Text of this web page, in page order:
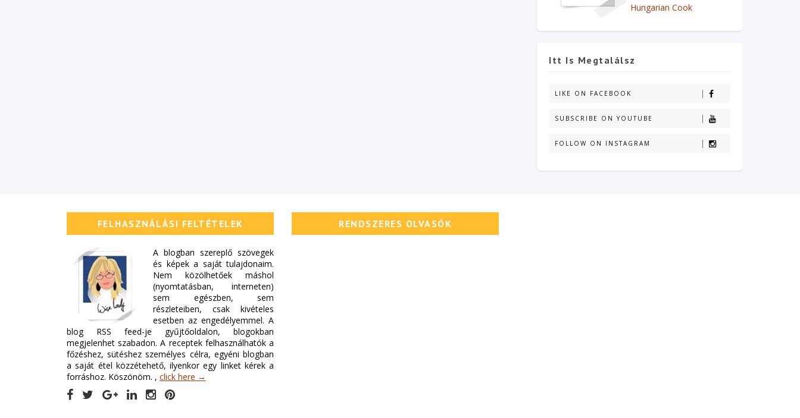
Hungarian Cook
Itt Is Megtalálsz
LIKE ON FACEBOOK
SUBSCRIBE ON YOUTUBE
FOLLOW ON INSTAGRAM
FELHASZNÁLÁSI FELTÉTELEK
A blogban szereplő szövegek
és képek a saját tulajdonaim.
Nem közölhetőek máshol
(nyomtatásban, interneten)
sem egészben, sem
részleteiben, csak kivételes
esetben az engedélyemmel. A
blog RSS feed-je gyűjtőoldalon, blogokban
megjelenhet szabadon. A receptek felhasználhatók a
főzéshez, sütéshez személyes célra, egyéni blogban
a saját étel közzétehető, ilyenkor egy linket kérek a
forráshoz. Köszönöm. , click here →
RENDSZERES OLVASÓK